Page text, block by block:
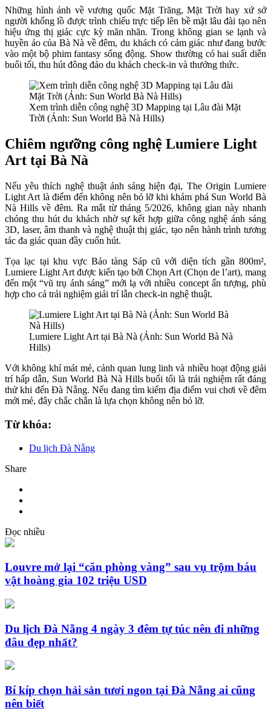
Những hình ảnh về vương quốc Mặt Trăng, Mặt Trời hay xứ sở
người khổng lồ được trình chiếu trực tiếp lên bề mặt lâu đài tạo nên
hiệu ứng thị giác cực kỳ mãn nhãn. Trong không gian se lạnh và
huyền ảo của Bà Nà về đêm, du khách có cảm giác như đang bước
vào một bộ phim fantasy sống động. Show thường có hai suất diễn
buổi tối, thu hút đông đảo du khách check-in và thưởng thức.
Xem trình diễn công nghệ 3D Mapping tại Lâu đài Mặt
Trời (Ảnh: Sun World Bà Nà Hills)
Chiêm ngưỡng công nghệ Lumiere Light
Art tại Bà Nà
Nếu yêu thích nghệ thuật ánh sáng hiện đại, The Origin Lumiere
Light Art là điểm đến không nên bỏ lỡ khi khám phá Sun World Bà
Nà Hills về đêm. Ra mắt từ tháng 5/2026, không gian này nhanh
chóng thu hút du khách nhờ sự kết hợp giữa công nghệ ánh sáng
3D, laser, âm thanh và nghệ thuật thị giác, tạo nên hành trình tương
tác đa giác quan đầy cuốn hút.
Tọa lạc tại khu vực Bảo tàng Sáp cũ với diện tích gần 800m²,
Lumiere Light Art được kiến tạo bởi Chọn Art (Chọn de l’art), mang
đến một “vũ trụ ánh sáng” mới lạ với nhiều concept ấn tượng, phù
hợp cho cả trải nghiệm giải trí lẫn check-in nghệ thuật.
Lumiere Light Art tại Bà Nà (Ảnh: Sun World Bà Nà
Hills)
Với không khí mát mẻ, cảnh quan lung linh và nhiều hoạt động giải
trí hấp dẫn, Sun World Bà Nà Hills buổi tối là trải nghiệm rất đáng
thử khi đến Đà Nẵng. Nếu đang tìm kiếm địa điểm vui chơi về đêm
mới mẻ, đây chắc chắn là lựa chọn không nên bỏ lỡ.
Từ khóa:
Du lịch Đà Nẵng
Share
Đọc nhiều
Louvre mở lại “căn phòng vàng” sau vụ trộm báu
vật hoàng gia 102 triệu USD
Du lịch Đà Nẵng 4 ngày 3 đêm tự túc nên đi những
đâu đẹp nhất?
Bí kíp chọn hải sản tươi ngon tại Đà Nẵng ai cũng
nên biết